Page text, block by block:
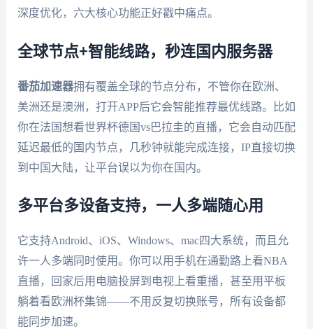
深度优化，六大核心功能正好戳中痛点。
全球节点+智能线路，秒连国内服务器
番茄加速器拥有覆盖全球的节点分布，不管你在欧洲、
美洲还是澳洲，打开APP后它会智能推荐最优线路。比如
你在法国想看世界杯德国vs巴拉圭的直播，它会自动匹配
延迟最低的国内节点，几秒钟就能完成连接，IP直接切换
到中国大陆，让平台误以为你在国内。
多平台多设备支持，一人多端随心用
它支持Android、iOS、Windows、mac四大系统，而且允
许一人多端同时使用。你可以用手机在通勤路上看NBA
直播，回家后用电脑投屏到电视上看重播，甚至用平板
躺着看欧洲杯集锦——不用反复切换账号，所有设备都
能同步加速。